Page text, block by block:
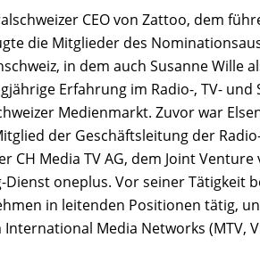
CEO von Zattoo, dem
die Mitglieder des
in dem auch Susanne Wille
Erfahrung im Radio-, TV-
Medienmarkt. Zuvor war
der Geschäftsleitung der
CH Media TV AG, dem Joint
oneplus. Vor seiner Tätigkeit
in leitenden Positionen tätig,
Media Networks (MTV,